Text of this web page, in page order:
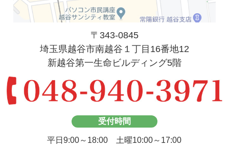
〒343-0845
埼玉県越谷市南越谷１丁目16番地12
新越谷第一生命ビルディング5階
受付時間
平日9:00～18:00 土曜10:00～17:00